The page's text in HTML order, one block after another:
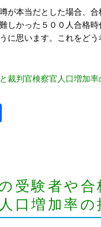
が本当だとした場合、
しかった５００人合格
に思います。これをど
裁判官検察官人口増加率
受験者や合
口増加率の